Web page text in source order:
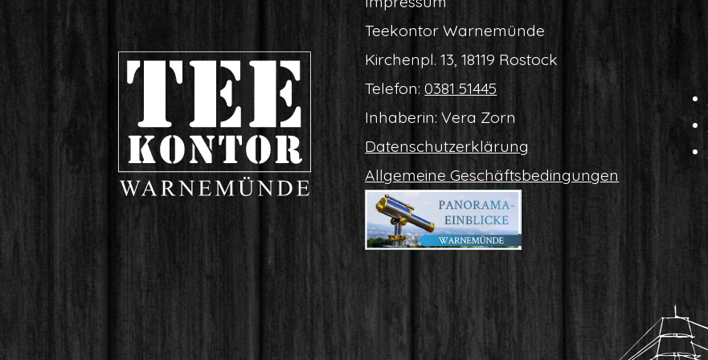
Tee­kon­tor Warnemünde
Kir­chen­pl. 13, 18119 Rostock
Tele­fon:0381 51445
Inha­be­rin: Vera Zorn
Daten­schutz­er­klä­rung
All­ge­mei­ne Geschäftsbedingungen